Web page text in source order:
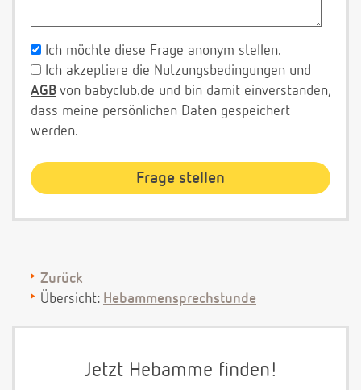
Ich möchte diese Frage anonym stellen.
Ich akzeptiere die Nutzungsbedingungen und
AGB von babyclub.de und bin damit einverstanden,
dass meine persönlichen Daten gespeichert
werden.
Zurück
Übersicht: Hebammensprechstunde
Jetzt Hebamme finden!